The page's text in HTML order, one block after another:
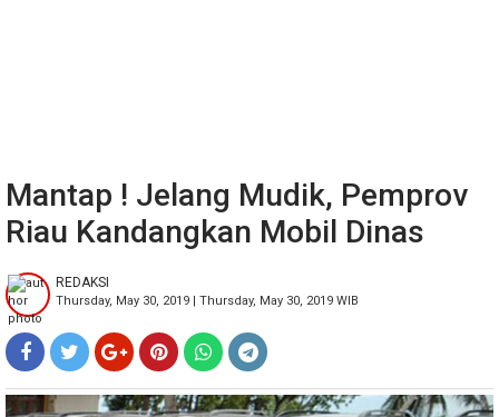
Mantap ! Jelang Mudik, Pemprov
Riau Kandangkan Mobil Dinas
REDAKSI
Thursday, May 30, 2019 | Thursday, May 30, 2019 WIB